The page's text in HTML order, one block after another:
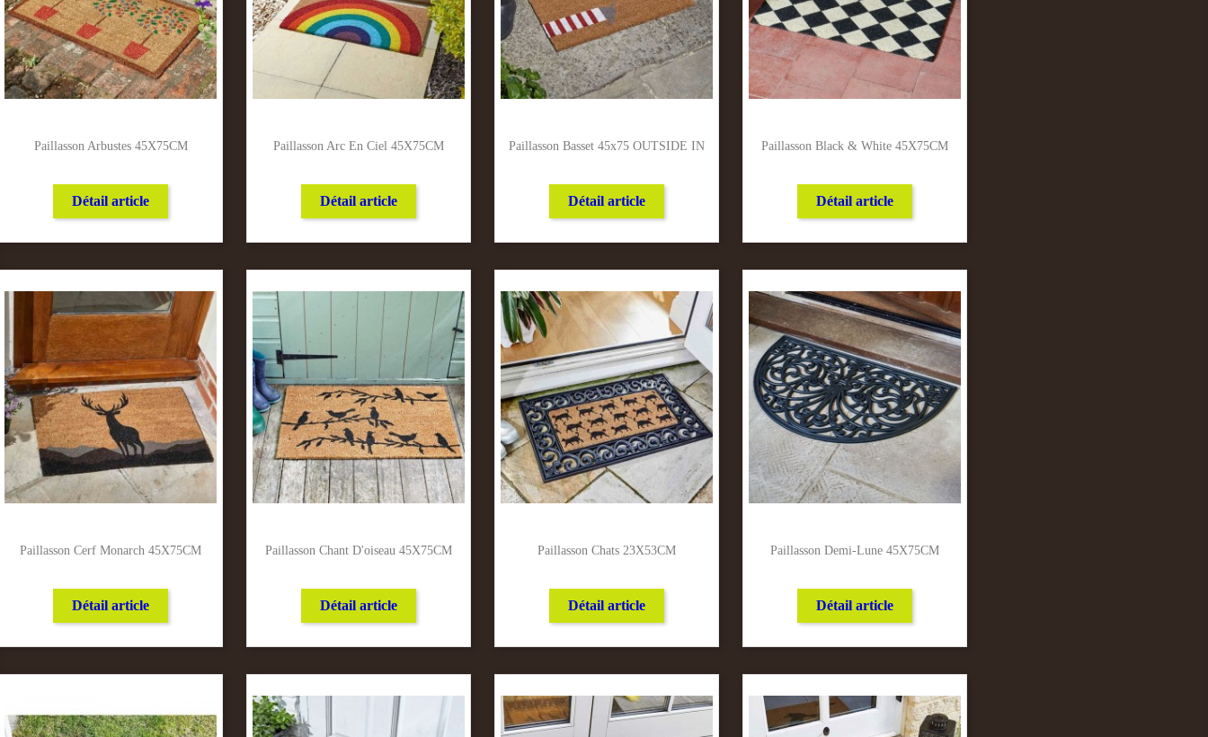
Paillasson Arbustes 45X75CM
Détail article
Paillasson Arc En Ciel 45X75CM
Détail article
Paillasson Basset 45x75 OUTSIDE IN
Détail article
Paillasson Black & White 45X75CM
Détail article
Paillasson Cerf Monarch 45X75CM
Détail article
Paillasson Chant D'oiseau 45X75CM
Détail article
Paillasson Chats 23X53CM
Détail article
Paillasson Demi-Lune 45X75CM
Détail article